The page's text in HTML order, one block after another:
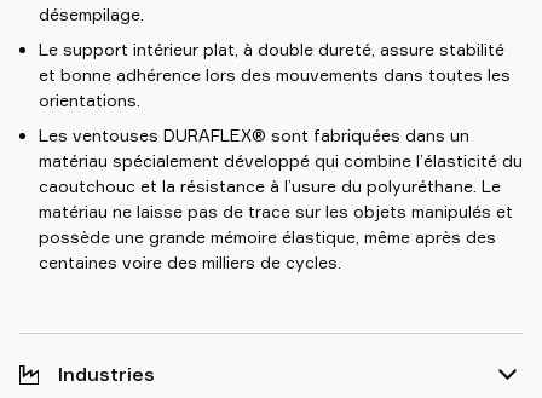
désempilage.
Le support intérieur plat, à double dureté, assure stabilité
et bonne adhérence lors des mouvements dans toutes les
orientations.
Les ventouses DURAFLEX® sont fabriquées dans un
matériau spécialement développé qui combine l’élasticité du
caoutchouc et la résistance à l’usure du polyuréthane. Le
matériau ne laisse pas de trace sur les objets manipulés et
possède une grande mémoire élastique, même après des
centaines voire des milliers de cycles.
Industries